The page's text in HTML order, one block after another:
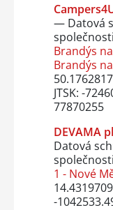
— Datová
Brandýs
Brandýs
JTSK: -
77870255
DEVAMA
Datová
1 - Nové
-